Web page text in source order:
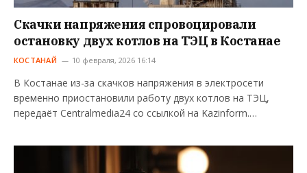
Скачки напряжения спровоцировали
остановку двух котлов на ТЭЦ в Костанае
КОСТАНАЙ 10 февраля, 2026 16:14
В Костанае из-за скачков напряжения в электросети
временно приостановили работу двух котлов на ТЭЦ,
передаёт Centralmedia24 со ссылкой на Kazinform.…